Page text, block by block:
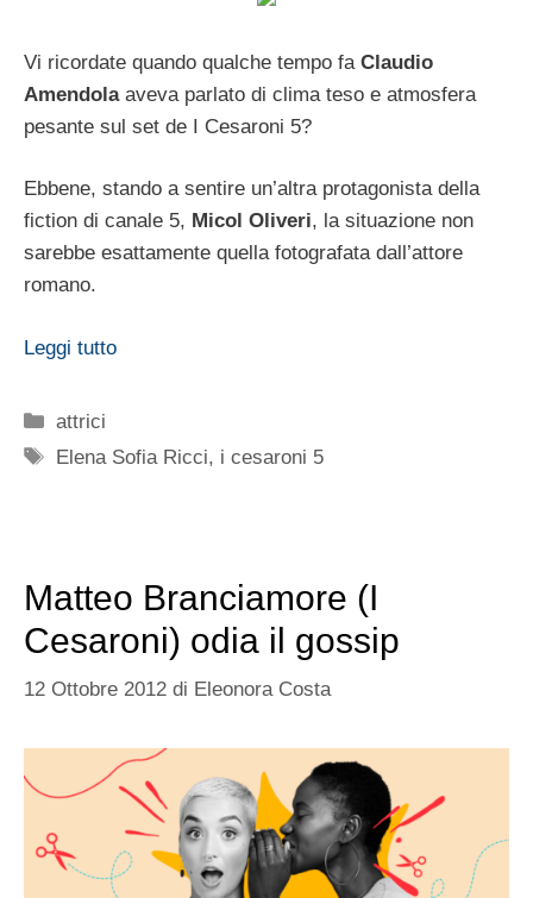
Vi ricordate quando qualche tempo fa Claudio
Amendolaaveva parlato di clima teso e atmosfera
pesante sul set de I Cesaroni 5?
Ebbene, stando a sentire un’altra protagonista della
fiction di canale 5, Micol Oliveri, la situazione non
sarebbe esattamente quella fotografata dall’attore
romano.
Leggi tutto
Categorie
attrici
Tag
Elena Sofia Ricci, i cesaroni 5
Matteo Branciamore (I
Cesaroni) odia il gossip
12 Ottobre 2012 di Eleonora Costa